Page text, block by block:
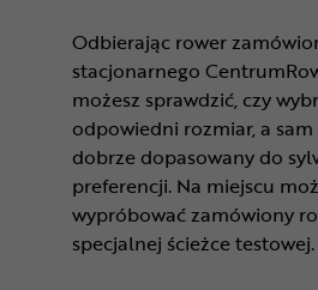
Odbierając rower
stacjonarnego
możesz sprawdzić, czy
odpowiedni rozmiar, a
dobrze dopasowany do
preferencji. Na miejscu
wypróbować zamówiony
specjalnej ścieżce testowej.